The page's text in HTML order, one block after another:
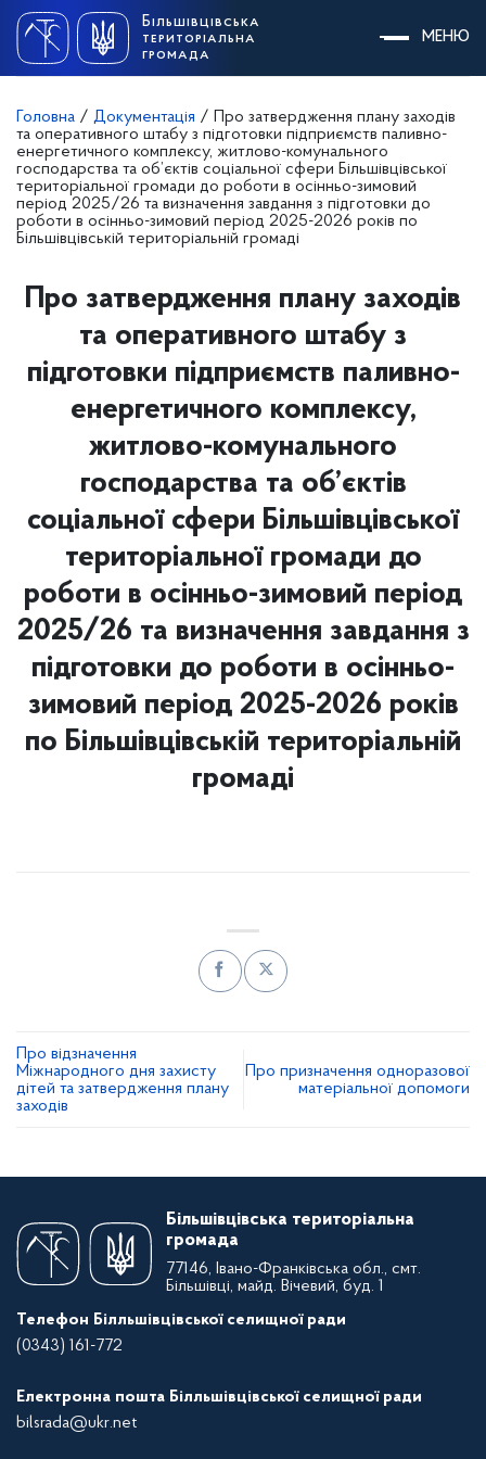
content
Більшівцівська
територіальна
громада
МЕНЮ
Головна / Документація /
Про затвердження плану заходів
та оперативного штабу з підготовки підприємств паливно-
енергетичного комплексу, житлово-комунального
господарства та об’єктів соціальної сфери Більшівцівської
територіальної громади до роботи в осінньо-зимовий
період 2025/26 та визначення завдання з підготовки до
роботи в осінньо-зимовий період 2025-2026 років по
Більшівцівській територіальній громаді
Про затвердження плану заходів
та оперативного штабу з
підготовки підприємств паливно-
енергетичного комплексу,
житлово-комунального
господарства та об’єктів
соціальної сфери Більшівцівської
територіальної громади до
роботи в осінньо-зимовий період
2025/26 та визначення завдання з
підготовки до роботи в осінньо-
зимовий період 2025-2026 років
по Більшівцівській територіальній
громаді
Про відзначення
Міжнародного дня захисту
дітей та затвердження плану
заходів
Про призначення одноразової
матеріальної допомоги
Більшівцівська територіальна
громада
77146, Івано-Франківська обл., смт.
Більшівці, майд. Вічевий, буд. 1
Телефон Білльшівцівської селищної ради
(0343) 161-772
Електронна пошта Білльшівцівської селищної ради
bilsrada@ukr.net